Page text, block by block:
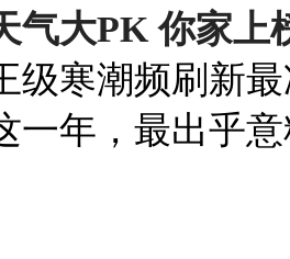
气大PK 你家上
级寒潮频刷新
一年，最出乎